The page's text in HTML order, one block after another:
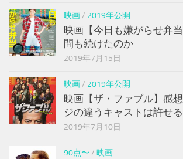
映画/ 2019年公開
映画【今日も嫌がらせ弁
間も続けたのか
2019年7月15日
映画/ 2019年公開
映画【ザ・ファブル】感
ジの違うキャストは許せ
2019年7月10日
90点〜 / 映画